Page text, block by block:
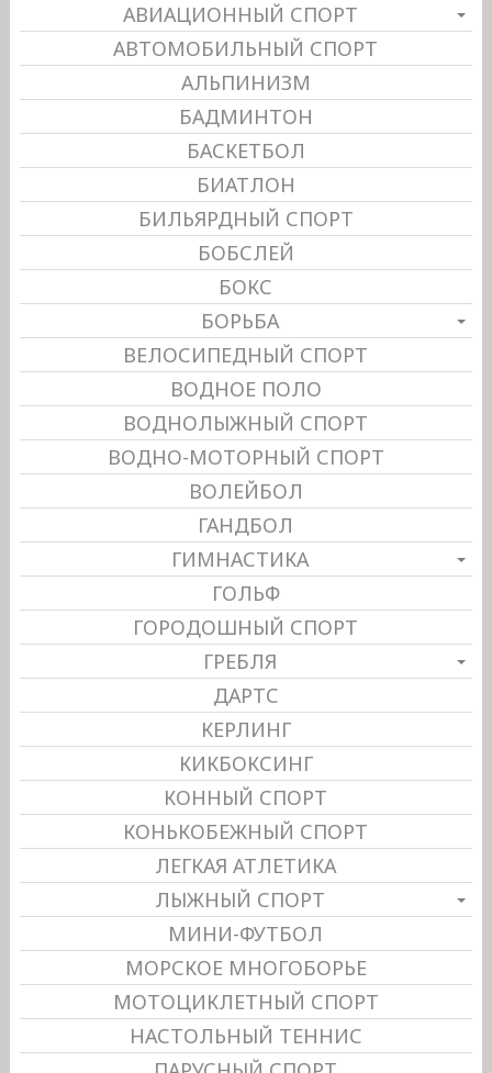
АВИАЦИОННЫЙ СПОРТ
АВТОМОБИЛЬНЫЙ СПОРТ
АЛЬПИНИЗМ
БАДМИНТОН
БАСКЕТБОЛ
БИАТЛОН
БИЛЬЯРДНЫЙ СПОРТ
БОБСЛЕЙ
БОКС
БОРЬБА
ВЕЛОСИПЕДНЫЙ СПОРТ
ВОДНОЕ ПОЛО
ВОДНОЛЫЖНЫЙ СПОРТ
ВОДНО-МОТОРНЫЙ СПОРТ
ВОЛЕЙБОЛ
ГАНДБОЛ
ГИМНАСТИКА
ГОЛЬФ
ГОРОДОШНЫЙ СПОРТ
ГРЕБЛЯ
ДАРТС
КЕРЛИНГ
КИКБОКСИНГ
КОННЫЙ СПОРТ
КОНЬКОБЕЖНЫЙ СПОРТ
ЛЕГКАЯ АТЛЕТИКА
ЛЫЖНЫЙ СПОРТ
МИНИ-ФУТБОЛ
МОРСКОЕ МНОГОБОРЬЕ
МОТОЦИКЛЕТНЫЙ СПОРТ
НАСТОЛЬНЫЙ ТЕННИС